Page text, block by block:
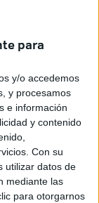
para
y/o accedemos
y procesamos
e información
y contenido
Con su
utilizar datos de
mediante las
para otorgarnos
5
INTERSERVICIOS)
INTERSERVICIOS)